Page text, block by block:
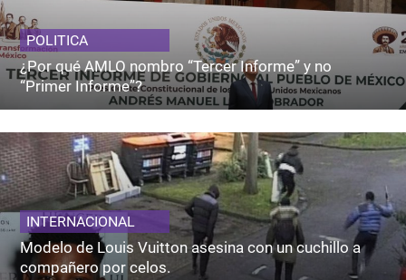
POLITICA
¿Por qué AMLO nombro “Tercer Informe” y no
“Primer Informe”?
INTERNACIONAL
Modelo de Louis Vuitton asesina con un cuchillo a
compañero por celos.